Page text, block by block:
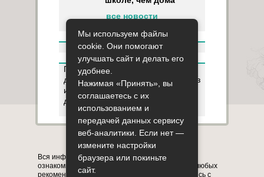
все новости
Пользуясь данным ресурсом вы
даёте разрешение на сбор, анализ
и хранение своих персональных
данных согласно Правилам
Карта сайта О сайте Контакты
Вся информация на сайте представлена в
ознакомительных целях. Перед применением любых
рекомендаций обязательно проконсультируйтесь с
Мы используем файлы
cookie. Они помогают
улучшать сайт и делать его
удобнее.
Нажимая «Принять», вы
соглашаетесь с их
использованием и
передачей данных сервису
веб-аналитики. Если нет —
измените настройки
браузера или покиньте
сайт.